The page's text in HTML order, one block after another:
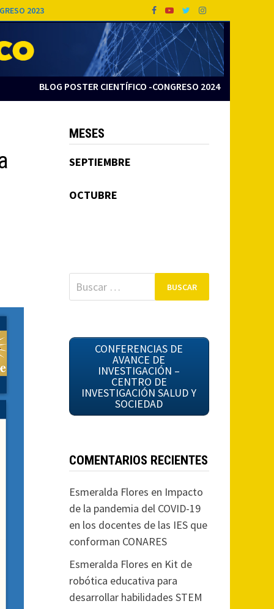
2023
BLOG POSTER CIENTÍFICO -CONGRESO 2024
MESES
SEPTIEMBRE
OCTUBRE
Buscar:
CONFERENCIAS DE
AVANCE DE
INVESTIGACIÓN –
CENTRO DE
INVESTIGACIÓN SALUD Y
SOCIEDAD
COMENTARIOS RECIENTES
Esmeralda Flores en Impacto
de la pandemia del COVID-19
en los docentes de las IES que
conforman CONARES
Esmeralda Flores en Kit de
robótica educativa para
desarrollar habilidades STEM